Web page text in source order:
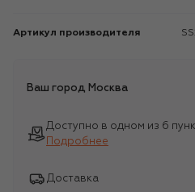
Артикул производителя
Ваш город Москва
Доступно в одном из 6
Подробнее
Доставка